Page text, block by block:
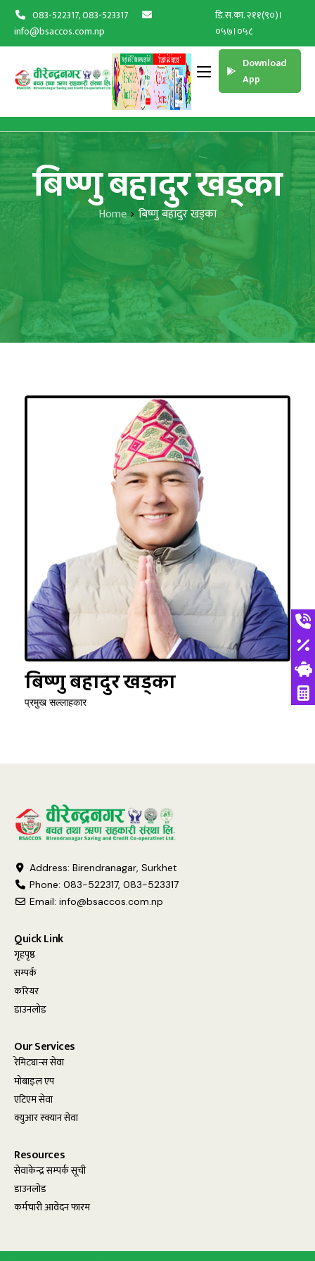
083-522317, 083-523317
info@bsaccos.com.np
डि.स.का. २११(९०)।
०५७।०५८
Download
App
बिष्णु बहादुर खड्का
Home बिष्णु बहादुर खड्का
बिष्णु बहादुर खड्का
प्रमुख सल्लाहकार
Address: Birendranagar, Surkhet
Phone: 083-522317, 083-523317
Email: info@bsaccos.com.np
Quick Link
गृहपृष्ठ
सम्पर्क
करियर
डाउनलोड
Our Services
रेमिट्यान्स सेवा
मोबाइल एप
एटिएम सेवा
क्युआर स्क्यान सेवा
Resources
सेवाकेन्द्र सम्पर्क सूची
डाउनलोड
कर्मचारी आवेदन फारम